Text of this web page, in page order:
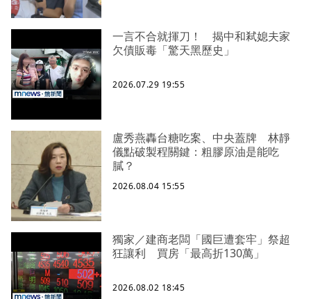
一言不合就揮刀！ 揭中和弒媳夫家
欠債販毒「驚天黑歷史」
2026.07.29 19:55
盧秀燕轟台糖吃案、中央蓋牌 林靜
儀點破製程關鍵：粗膠原油是能吃
膩？
2026.08.04 15:55
獨家／建商老闆「國巨遭套牢」祭超
狂讓利 買房「最高折130萬」
2026.08.02 18:45